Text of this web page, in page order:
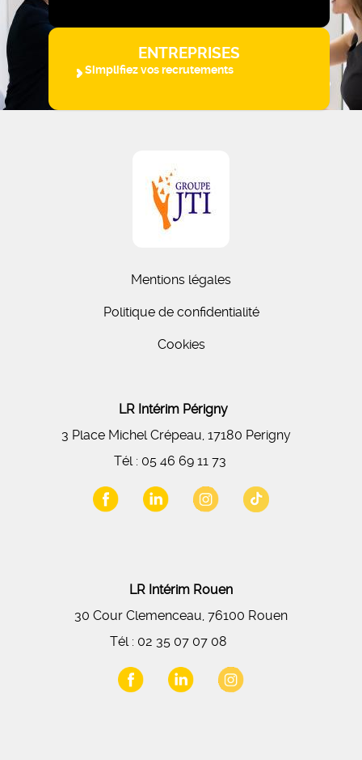
ENTREPRISES
Simplifiez vos recrutements
Mentions légales
Politique de confidentialité
Cookies
LR Intérim Périgny
3 Place Michel Crépeau, 17180 Perigny
Tél : 05 46 69 11 73
LR Intérim Rouen
30 Cour Clemenceau, 76100 Rouen
Tél : 02 35 07 07 08